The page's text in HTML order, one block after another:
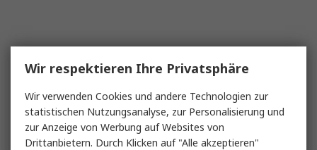
Wir respektieren Ihre Privatsphäre
Wir verwenden Cookies und andere Technologien zur
statistischen Nutzungsanalyse, zur Personalisierung und
zur Anzeige von Werbung auf Websites von
Drittanbietern. Durch Klicken auf "Alle akzeptieren"